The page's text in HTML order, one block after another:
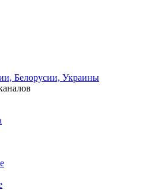
Белорусии, Украины